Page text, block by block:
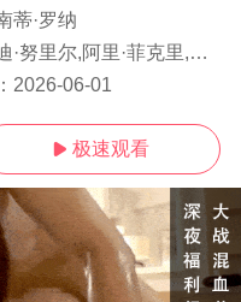
蒂·罗纳
里尔,阿里·菲克里,Wavi,Zihan,穆扎基·拉姆丹
2026-06-01
 极速观看